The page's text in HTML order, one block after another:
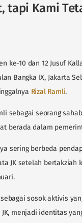
tapi Kami
ke-10 dan 12 Jusuf
Bangka IX, Jakarta
Rizal Ramli.
sebagai seorang
berada dalam
sering berbeda
JK setelah bertakziah
sebagai sosok aktivis
menjadi identitas